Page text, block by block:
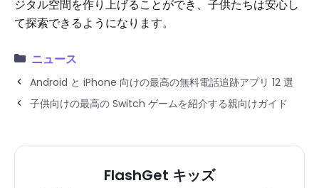
ジタル空間を作り上げることができ、子供たちは安心し
て探索できるようになります。
ニュース
Android と iPhone 向けの最高の無料電話追跡アプリ 12 選
子供向けの最高の Switch ゲームを紹介する親向けガイド
FlashGet キッズ